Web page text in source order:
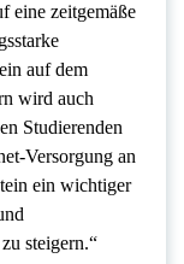
eine zeitgemäße
auf dem
wird auch
Studierenden
Versorgung an
ein wichtiger
steigern.“